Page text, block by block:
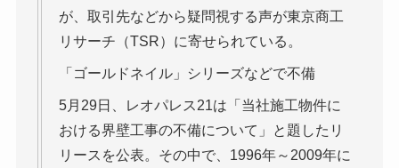
が、取引先などから疑問視する声が東京商工
リサーチ（TSR）に寄せられている。
「ゴールドネイル」シリーズなどで不備
5月29日、レオパレス21は「当社施工物件に
おける界壁工事の不備について」と題したリ
リースを公表。その中で、1996年～2009年に